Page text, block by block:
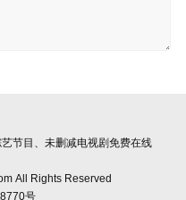
节目、未删减电视剧免费在线
All Rights Reserved
号